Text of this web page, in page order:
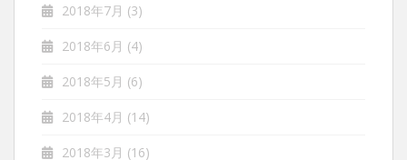
2018年7月 (3)
2018年6月 (4)
2018年5月 (6)
2018年4月 (14)
2018年3月 (16)